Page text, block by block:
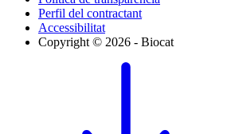
Perfil del contractant
Accessibilitat
Copyright © 2026 - Biocat